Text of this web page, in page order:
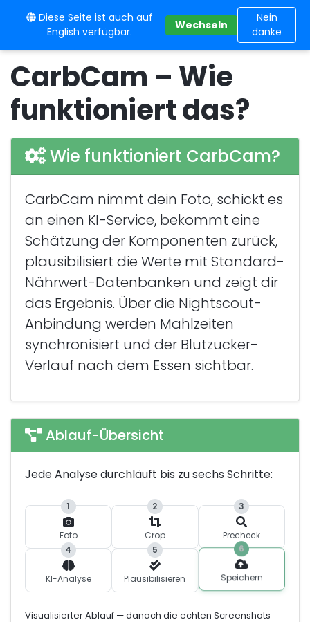
Diese Seite ist auch auf
English verfügbar.
Wechseln
Nein
danke
10BE
CarbCam – Wie
funktioniert das?
Wie funktioniert CarbCam?
CarbCam nimmt dein Foto, schickt es
an einen KI-Service, bekommt eine
Schätzung der Komponenten zurück,
plausibilisiert die Werte mit Standard-
Nährwert-Datenbanken und zeigt dir
das Ergebnis. Über die Nightscout-
Anbindung werden Mahlzeiten
synchronisiert und der Blutzucker-
Verlauf nach dem Essen sichtbar.
Ablauf-Übersicht
Jede Analyse durchläuft bis zu sechs Schritte:
1
Foto
2
Crop
3
Precheck
4
KI-Analyse
5
Plausibilisieren
6
Speichern
Visualisierter Ablauf — danach die echten Screenshots